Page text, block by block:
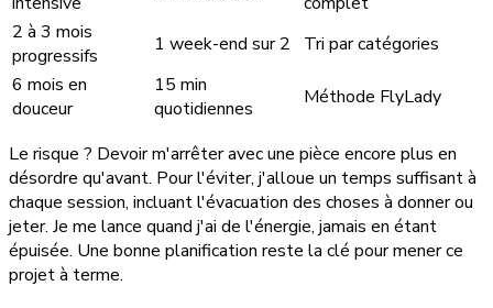
2 à 3 mois
progressifs
1 week-end sur 2
Tri par catégories
6 mois en
douceur
15 min
quotidiennes
Méthode FlyLady
Le risque ? Devoir m'arrêter avec une pièce encore plus en
désordre qu'avant. Pour l'éviter, j'alloue un temps suffisant à
chaque session, incluant l'évacuation des choses à donner ou
jeter. Je me lance quand j'ai de l'énergie, jamais en étant
épuisée. Une bonne planification reste la clé pour mener ce
projet à terme.